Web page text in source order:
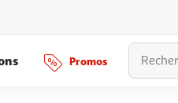
Promos